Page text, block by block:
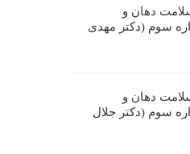
دهان و
سوم (دکتر مهدی
دهان و
سوم (دکتر جلال